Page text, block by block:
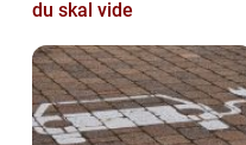
du skal vide